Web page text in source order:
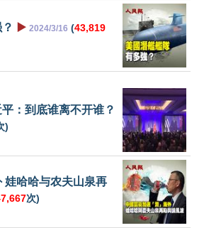
▶️ 2024/3/16 (43,819
：到底谁离不开谁？
)
娃哈哈与农夫山泉再
次)